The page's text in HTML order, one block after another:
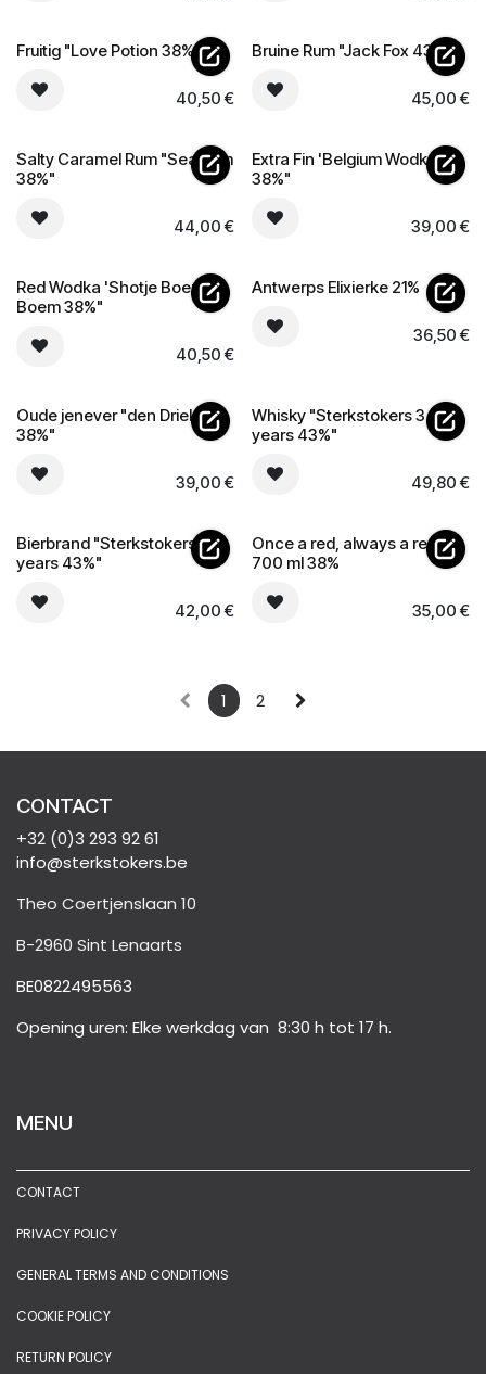
Fruitig "Love Potion 38%"
40,50€
Bruine Rum "Jack Fox 43%"
45,00€
Salty Caramel Rum "Sea Rum
38%"
44,00€
Extra Fin 'Belgium Wodka
38%"
39,00€
Red Wodka 'Shotje Boem
Boem 38%"
40,50€
Antwerps Elixierke 21%
36,50€
Oude jenever "den Driek
38%"
39,00€
Whisky "Sterkstokers 3
years 43%"
49,80€
Bierbrand "Sterkstokers 3
years 43%"
42,00€
Once a red, always a red gin
700 ml 38%
35,00€
1 2
CONTACT
+32 (0)3 293 92 61
info@sterkstokers.be
Theo Coertjenslaan 10
B-2960 Sint Lenaarts
BE0822495563
Opening uren: Elke werkdag van 8:30 h tot 17 h.
MENU
CONTACT
PRIVACY POLICY
GENERAL TERMS AND CONDITIONS
COOKIE POLICY
RETURN POLICY